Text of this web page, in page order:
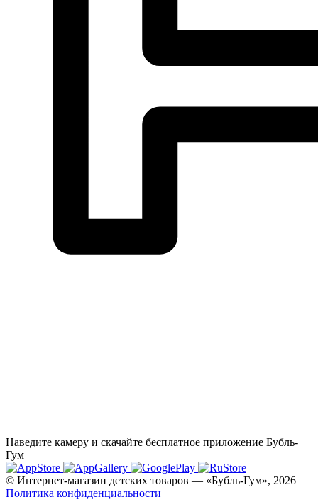
Наведите камеру и скачайте бесплатное приложение Бубль-
Гум
© Интернет-магазин детских товаров — «Бубль-Гум», 2026
Политика конфиденциальности